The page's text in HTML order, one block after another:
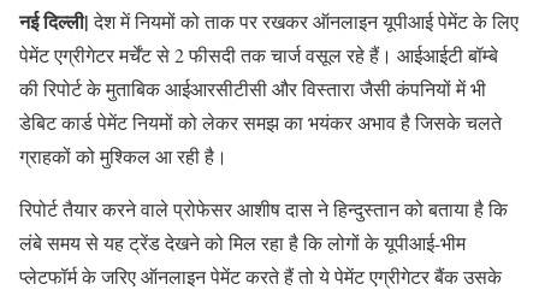
नई दिल्ली|देश में नियमों को ताक पर रखकर ऑनलाइन यूपीआई पेमेंट के लिए
पेमेंट एग्रीगेटर मर्चेंट से 2 फीसदी तक चार्ज वसूल रहे हैं। आईआईटी बॉम्बे
की रिपोर्ट के मुताबिक आईआरसीटीसी और विस्तारा जैसी कंपनियों में भी
डेबिट कार्ड पेमेंट नियमों को लेकर समझ का भयंकर अभाव है जिसके चलते
ग्राहकों को मुश्किल आ रही है।
रिपोर्ट तैयार करने वाले प्रोफेसर आशीष दास ने हिन्दुस्तान को बताया है कि
लंबे समय से यह ट्रेंड देखने को मिल रहा है कि लोगों के यूपीआई-भीम
प्लेटफॉर्म के जरिए ऑनलाइन पेमेंट करते हैं तो ये पेमेंट एग्रीगेटर बैंक उसके